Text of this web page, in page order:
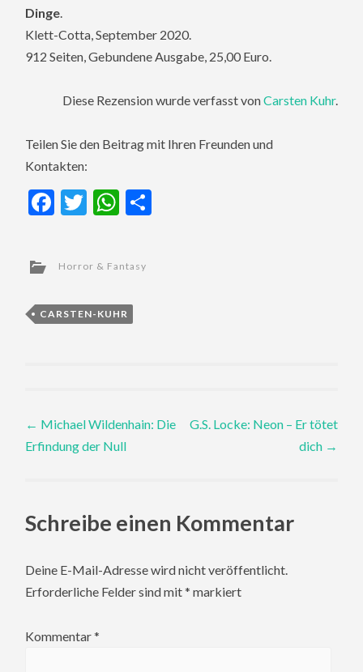
Dinge.
Klett-Cotta, September 2020.
912 Seiten, Gebundene Ausgabe, 25,00 Euro.
Diese Rezension wurde verfasst vonCarsten Kuhr.
Teilen Sie den Beitrag mit Ihren Freunden und
Kontakten:
Facebook
TwitterWhatsApp
Horror & Fantasy
CARSTEN-KUHR
Post
navigation
← Michael Wildenhain: Die
Erfindung der Null
G.S. Locke: Neon – Er tötet
dich →
Schreibe einen Kommentar
Deine E-Mail-Adresse wird nicht veröffentlicht.
Erforderliche Felder sind mit* markiert
Kommentar*